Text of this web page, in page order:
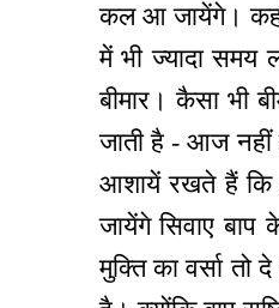
कल आ जायेंगे। कहाँ
में भी ज्यादा समय
बीमार। कैसा भी
जाती है - आज नहीं
आशायें रखते हैं कि
जायेंगे सिवाए बाप
मुक्ति का वर्सा तो